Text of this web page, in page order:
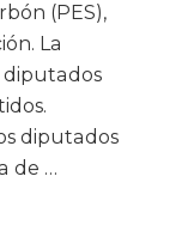
(PES),
La
diputados
diputados
de …